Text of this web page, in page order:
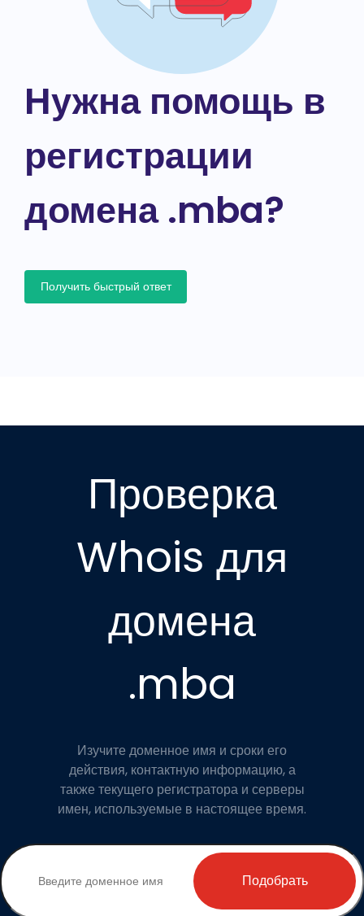
Нужна помощь в
регистрации
домена .mba?
Получить быстрый ответ
Проверка
Whois для
домена
.mba
Изучите доменное имя и сроки его
действия, контактную информацию, а
также текущего регистратора и серверы
имен, используемые в настоящее время.
Подобрать